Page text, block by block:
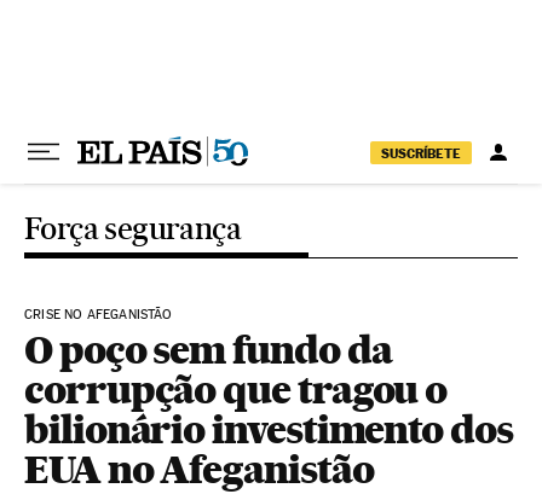
SUSCRÍBETE
Força segurança
CRISE NO AFEGANISTÃO
O poço sem fundo da
corrupção que tragou o
bilionário investimento dos
EUA no Afeganistão